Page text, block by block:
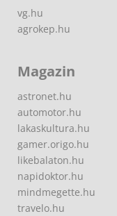
vg.hu
agrokep.hu
Magazin
astronet.hu
automotor.hu
lakaskultura.hu
gamer.origo.hu
likebalaton.hu
napidoktor.hu
mindmegette.hu
travelo.hu